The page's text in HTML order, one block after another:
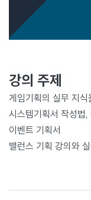
강의 주제
게임기획의 실무 지식
시스템기획서 작성법
이벤트 기획서
밸런스 기획 강의와